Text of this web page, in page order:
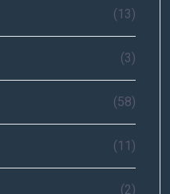
(13)
(3)
(58)
(11)
(2)